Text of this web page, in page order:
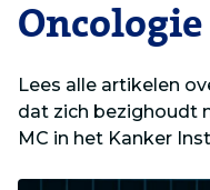
Oncologie
Lees alle artikelen
dat zich bezighoudt
MC in het Kanker